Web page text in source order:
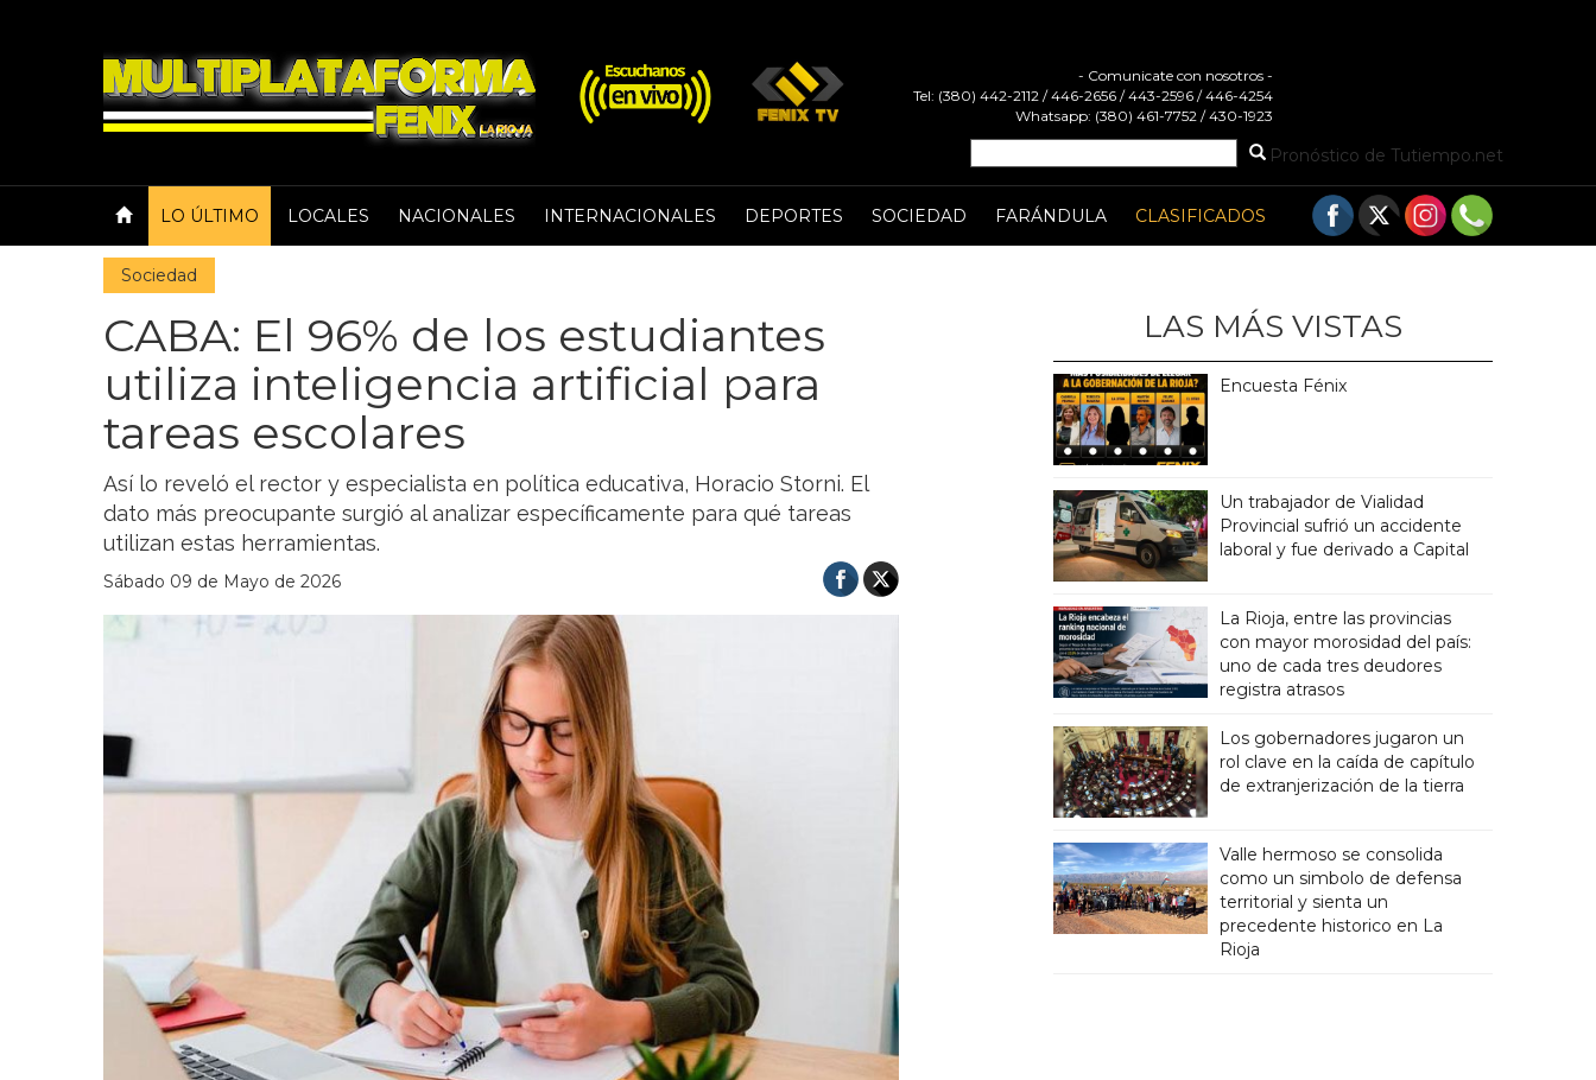
- Comunicate con nosotros -
Tel: (380) 442-2112 / 446-2656 / 443-2596 / 446-4254
Whatsapp: (380) 461-7752 / 430-1923
Pronóstico de Tutiempo.net
LO ÚLTIMO LOCALES NACIONALES INTERNACIONALES DEPORTES SOCIEDAD FARÁNDULA CLASIFICADOS
Sociedad
CABA: El 96% de los estudiantes
utiliza inteligencia artificial para
tareas escolares
Así lo reveló el rector y especialista en política educativa, Horacio Storni. El
dato más preocupante surgió al analizar específicamente para qué tareas
utilizan estas herramientas.
Sábado 09 de Mayo de 2026
LAS MÁS VISTAS
Encuesta Fénix
Un trabajador de Vialidad
Provincial sufrió un accidente
laboral y fue derivado a Capital
La Rioja, entre las provincias
con mayor morosidad del país:
uno de cada tres deudores
registra atrasos
Los gobernadores jugaron un
rol clave en la caída de capítulo
de extranjerización de la tierra
Valle hermoso se consolida
como un simbolo de defensa
territorial y sienta un
precedente historico en La
Rioja